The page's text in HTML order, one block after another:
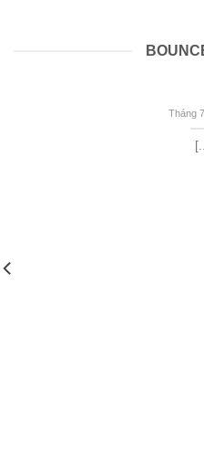
Tháng